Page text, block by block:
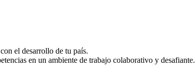
el desarrollo de tu país.
en un ambiente de trabajo colaborativo y desafiante.